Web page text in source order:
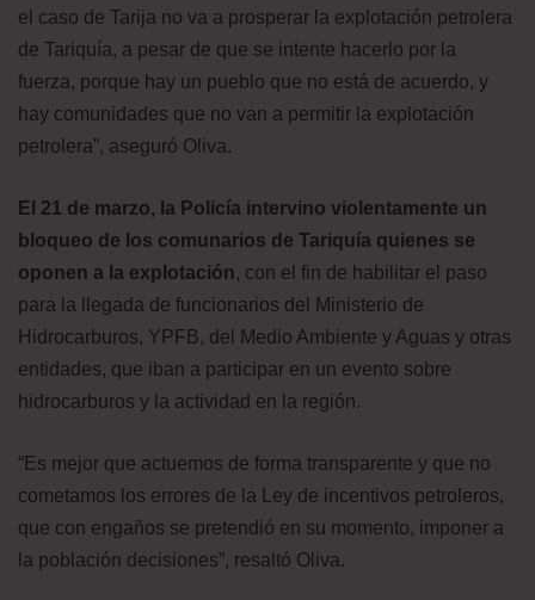
el caso de Tarija no va a prosperar la explotación petrolera
de Tariquía, a pesar de que se intente hacerlo por la
fuerza, porque hay un pueblo que no está de acuerdo, y
hay comunidades que no van a permitir la explotación
petrolera”, aseguró Oliva.
El 21 de marzo, la Policía intervino violentamente un
bloqueo de los comunarios de Tariquía quienes se
oponen a la explotación, con el fin de habilitar el paso
para la llegada de funcionarios del Ministerio de
Hidrocarburos, YPFB, del Medio Ambiente y Aguas y otras
entidades, que iban a participar en un evento sobre
hidrocarburos y la actividad en la región.
“Es mejor que actuemos de forma transparente y que no
cometamos los errores de la Ley de incentivos petroleros,
que con engaños se pretendió en su momento, imponer a
la población decisiones”, resaltó Oliva.